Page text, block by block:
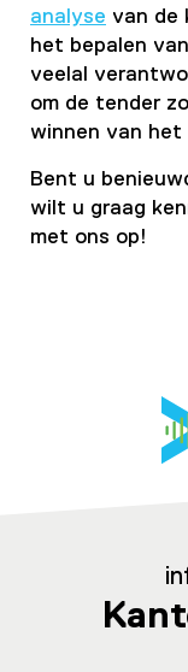
analyse van de
het bepalen
veelal
om de tender
winnen van het
Bent u
wilt u graag
met ons op!